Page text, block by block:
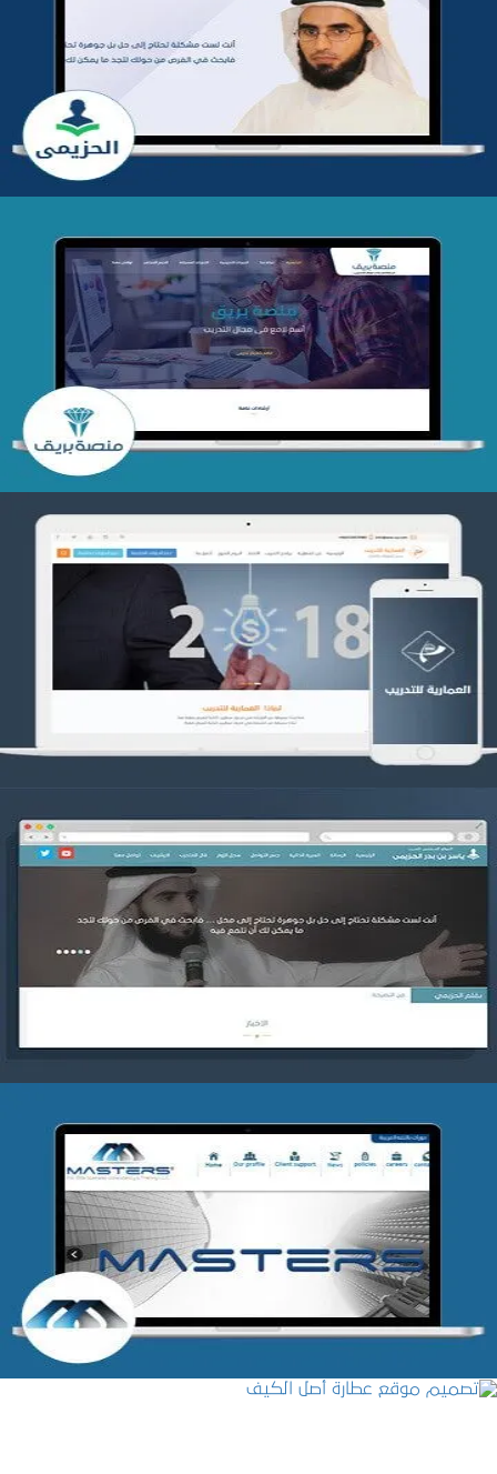
تطوير موقع المدرب ياسر الحزيمي
التفاصيل
تصميم منصة بريق
التفاصيل
تصميم العمارية للتدريب
التفاصيل
موقع ياسر بن بدر الحزيمي
التفاصيل
شركة MASTERS للتدريب
التفاصيل